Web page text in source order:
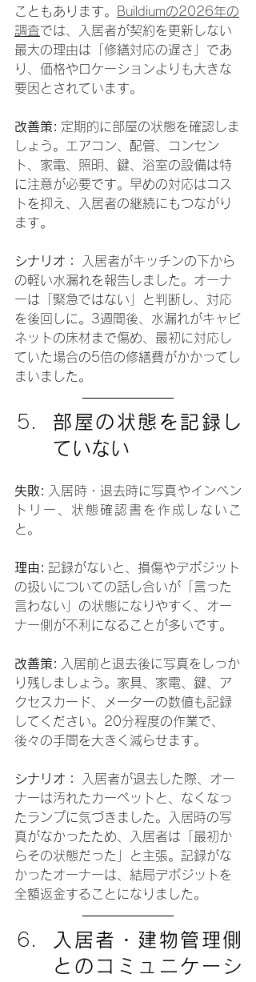
こともあります。
Buildiumの2026年の
調査では、入居者が契約を更新しない
最大の理由は「修繕対応の遅さ」であ
り、価格やロケーションよりも大きな
要因とされています。
改善策: 定期的に部屋の状態を確認しま
しょう。エアコン、配管、コンセン
ト、家電、照明、鍵、浴室の設備は特
に注意が必要です。早めの対応はコス
トを抑え、入居者の継続にもつながり
ます。
シナリオ：
入居者がキッチンの下から
の軽い水漏れを報告しました。オーナ
ーは「緊急ではない」と判断し、対応
を後回しに。3週間後、水漏れがキャビ
ネットの床材まで傷め、最初に対応し
ていた場合の5倍の修繕費がかかってし
まいました。
部屋の状態を記録し
ていない
失敗:
入居時・退去時に写真やインベン
トリー、状態確認書を作成しないこ
と。
理由: 記録がないと、損傷やデポジット
の扱いについての話し合いが「言った
言わない」の状態になりやすく、オー
ナー側が不利になることが多いです。
改善策:
入居前と退去後に写真をしっか
り残しましょう。家具、家電、鍵、ア
クセスカード、メーターの数値も記録
してください。20分程度の作業で、
後々の手間を大きく減らせます。
シナリオ：
入居者が退去した際、オー
ナーは汚れたカーペットと、なくなっ
たランプに気づきました。入居時の写
真がなかったため、入居者は「最初か
らその状態だった」と主張。記録がな
かったオーナーは、結局デポジットを
全額返金することになりました。
入居者・建物管理側
とのコミュニケーシ